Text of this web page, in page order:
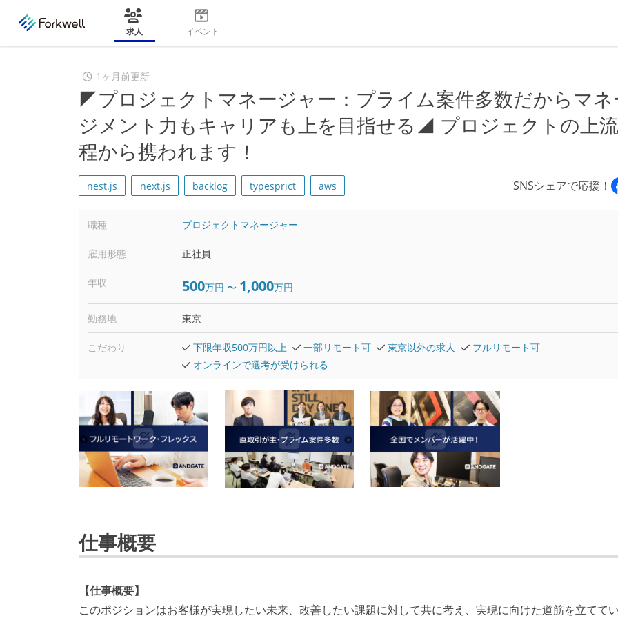
求人 イベント
1ヶ月前更新
◤プロジェクトマネージャー：プライム案件多数だからマネ
ジメント力もキャリアも上を目指せる◢ プロジェクトの上
程から携われます！
nest.js next.js backlog typesprict aws SNSシェアで応援！
職種 プロジェクトマネージャー
雇用形態 正社員
年収 500万円 〜 1,000万円
勤務地 東京
こだわり 下限年収500万円以上 一部リモート可 東京以外の求人
フルリモート可
オンラインで選考が受けられる
仕事概要
【仕事概要】
このポジションはお客様が実現したい未来、改善したい課題に対して共に考え、実現に向けた道筋を立てて